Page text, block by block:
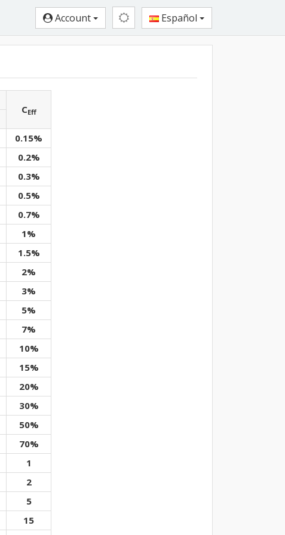
Account Español
CEff
0.15%
0.2%
0.3%
0.5%
0.7%
1%
1.5%
2%
3%
5%
7%
10%
15%
20%
30%
50%
70%
1
2
5
15